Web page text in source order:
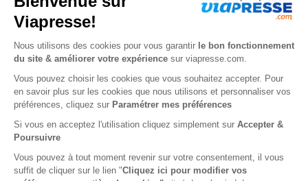
Video Gamer Retro
1 an
31,60 €
22,02 € -30%
Ajouter au panier
1 an
59 €
41,65 € -29%
Ajouter au panier